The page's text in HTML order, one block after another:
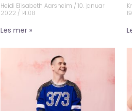
Heidi Elisabeth Aarsheim 10. januar
2022 14:08
Les mer »